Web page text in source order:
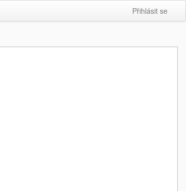
Přihlásit se